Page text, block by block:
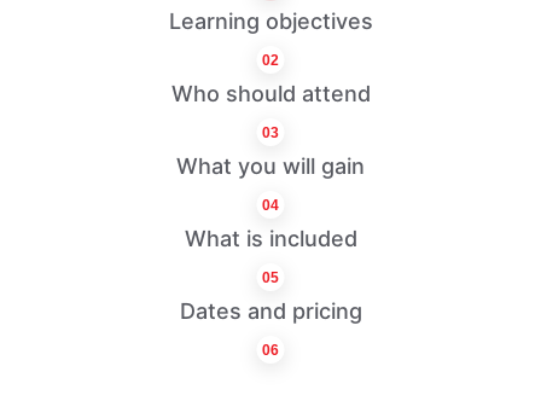
Learning objectives
02
Who should attend
03
What you will gain
04
What is included
05
Dates and pricing
06